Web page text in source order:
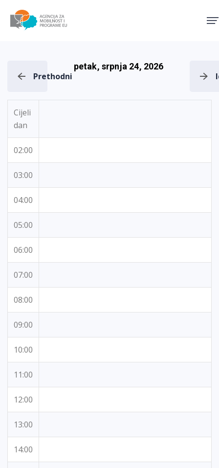
Prethodni
petak, srpnja 24, 2026
Cijeli
dan
02:00
03:00
04:00
05:00
06:00
07:00
08:00
09:00
10:00
11:00
12:00
13:00
14:00